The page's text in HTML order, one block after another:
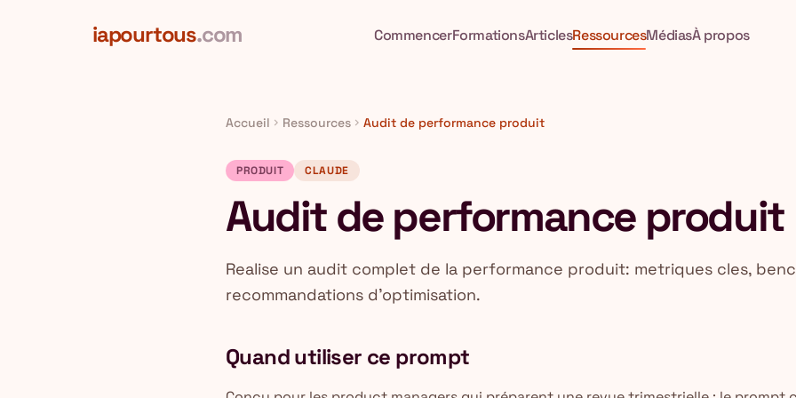
iapourtous.com CommencerFormationsArticlesRessourcesMédiasÀ propos
Accueil chevron_right Ressources chevron_right Audit de performance produit
PRODUIT CLAUDE
Audit de performance produit
Realise un audit complet de la performance produit: metriques cles,
recommandations d'optimisation.
Quand utiliser ce prompt